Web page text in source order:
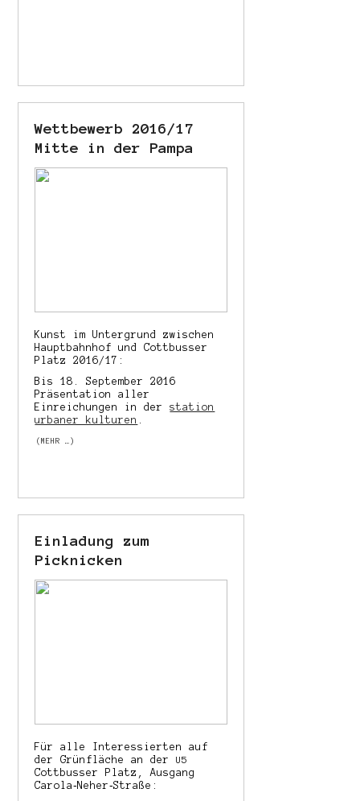
Wettbewerb 2016/17
Mitte in der Pampa
Kunst im Untergrund zwischen
Hauptbahnhof und Cottbusser
Platz 2016/17:
Bis 18. September 2016
Präsentation aller
Einreichungen in derstation
urbaner kulturen .
(MEHR …)
Einladung zum
Picknicken
Für alle Interessierten auf
der Grünfläche an derU5
Cottbusser Platz, Ausgang
Carola‐Neher‐Straße: